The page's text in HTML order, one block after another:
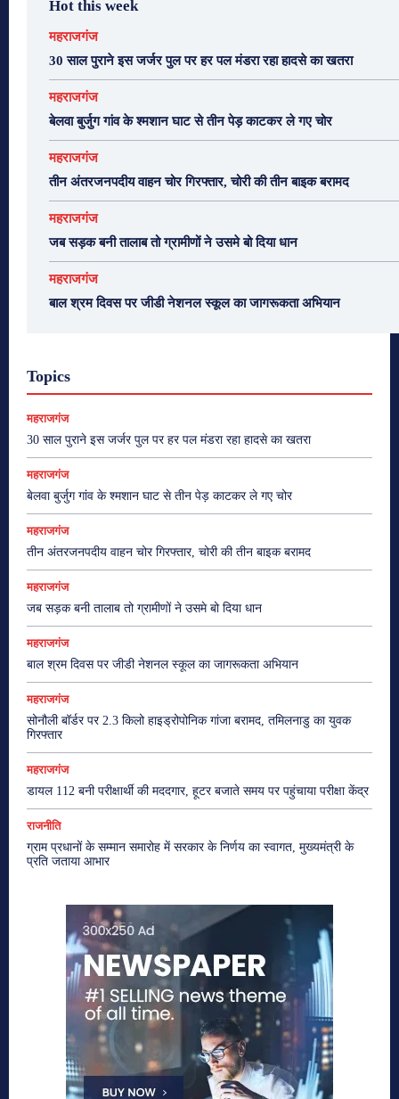
Hot this week
महराजगंज
30 साल पुराने इस जर्जर पुल पर हर पल मंडरा रहा हादसे का खतरा
महराजगंज
बेलवा बुर्जुग गांव के श्मशान घाट से तीन पेड़ काटकर ले गए चोर
महराजगंज
तीन अंतरजनपदीय वाहन चोर गिरफ्तार, चोरी की तीन बाइक बरामद
महराजगंज
जब सड़क बनी तालाब तो ग्रामीणों ने उसमे बो दिया धान
महराजगंज
बाल श्रम दिवस पर जीडी नेशनल स्कूल का जागरूकता अभियान
Topics
महराजगंज
30 साल पुराने इस जर्जर पुल पर हर पल मंडरा रहा हादसे का खतरा
महराजगंज
बेलवा बुर्जुग गांव के श्मशान घाट से तीन पेड़ काटकर ले गए चोर
महराजगंज
तीन अंतरजनपदीय वाहन चोर गिरफ्तार, चोरी की तीन बाइक बरामद
महराजगंज
जब सड़क बनी तालाब तो ग्रामीणों ने उसमे बो दिया धान
महराजगंज
बाल श्रम दिवस पर जीडी नेशनल स्कूल का जागरूकता अभियान
महराजगंज
सोनौली बॉर्डर पर 2.3 किलो हाइड्रोपोनिक गांजा बरामद, तमिलनाडु का युवक
गिरफ्तार
महराजगंज
डायल 112 बनी परीक्षार्थी की मददगार, हूटर बजाते समय पर पहुंचाया परीक्षा केंद्र
राजनीति
ग्राम प्रधानों के सम्मान समारोह में सरकार के निर्णय का स्वागत, मुख्यमंत्री के
प्रति जताया आभार